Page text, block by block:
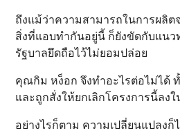
ถึงแม้ว่าความสามารถในการผลิ
สิ่งที่แอบทำกันอยู่นี้ ก็ยังขัดกับแน
รัฐบาลยึดถือไว้ไม่ยอมปล่อย
คุณกิม หง็อก จึงทำอะไรต่อไม่ได้
และถูกสั่งให้ยกเลิกโครงการนี้ลงใ
อย่างไรก็ตาม ความเปลี่ยนแปลงก็